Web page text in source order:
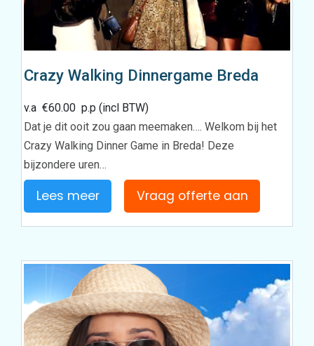
Crazy Walking Dinnergame Breda
v.a€60.00 p.p (incl BTW)
Dat je dit ooit zou gaan meemaken…. Welkom bij het
Crazy Walking Dinner Game in Breda! Deze
bijzondere uren…
Lees meer Vraag offerte aan